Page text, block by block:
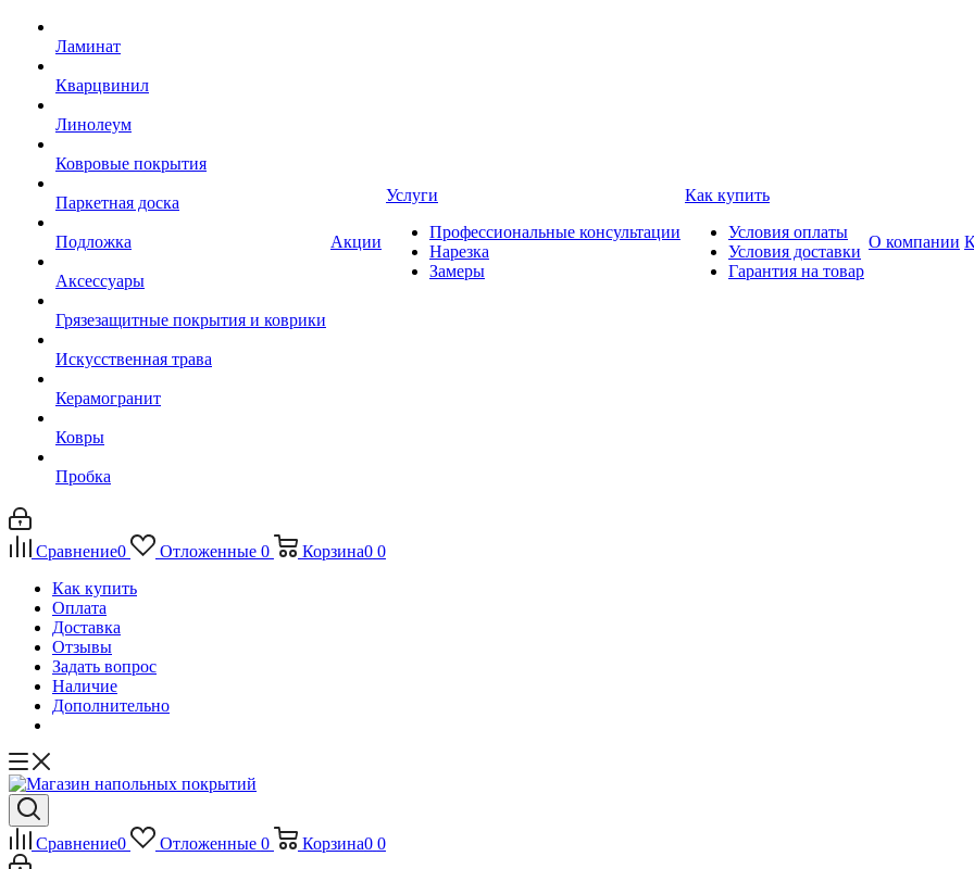
Ламинат
Кварцвинил
Линолеум
Ковровые покрытия
Паркетная доска
Подложка
Аксессуары
Грязезащитные покрытия и коврики
Искусственная трава
Керамогранит
Ковры
Пробка
Акции
Услуги
Профессиональные консультации
Нарезка
Замеры
Как купить
Условия оплаты
Условия доставки
Гарантия на товар
О компании
Сравнение0 Отложенные 0 Корзина0 0
Как купить
Оплата
Доставка
Отзывы
Задать вопрос
Наличие
Дополнительно
Сравнение0 Отложенные 0 Корзина0 0